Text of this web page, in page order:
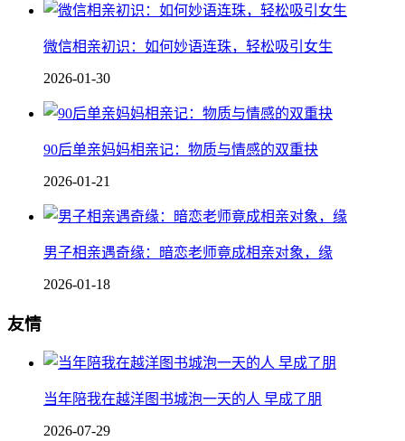
微信相亲初识：如何妙语连珠，轻松吸引女生
2026-01-30
90后单亲妈妈相亲记：物质与情感的双重抉
2026-01-21
男子相亲遇奇缘：暗恋老师竟成相亲对象，缘
2026-01-18
友情
当年陪我在越洋图书城泡一天的人 早成了朋
2026-07-29